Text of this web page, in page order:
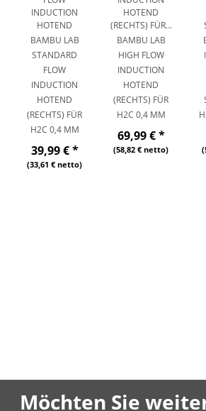
BAMBU LAB
STANDARD
FLOW
INDUCTION
HOTEND
(RECHTS) FÜR
H2C 0,4 MM
39,99 €*
(33,61 € netto)
BAMBU LAB
HIGH FLOW
INDUCTION
HOTEND
(RECHTS) FÜR
H2C 0,4 MM
69,99 €*
(58,82 € netto)
Möchten Sie